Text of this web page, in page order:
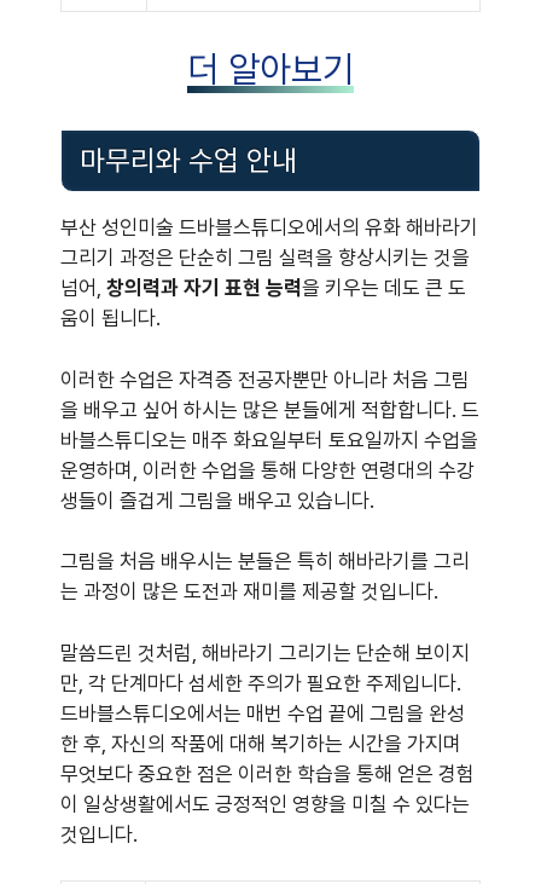
더 알아보기
마무리와 수업 안내
부산 성인미술 드바블스튜디오에서의 유화 해바라기
그리기 과정은 단순히 그림 실력을 향상시키는 것을
넘어, 창의력과 자기 표현 능력을 키우는 데도 큰 도
움이 됩니다.
이러한 수업은 자격증 전공자뿐만 아니라 처음 그림
을 배우고 싶어 하시는 많은 분들에게 적합합니다. 드
바블스튜디오는 매주 화요일부터 토요일까지 수업을
운영하며, 이러한 수업을 통해 다양한 연령대의 수강
생들이 즐겁게 그림을 배우고 있습니다.
그림을 처음 배우시는 분들은 특히 해바라기를 그리
는 과정이 많은 도전과 재미를 제공할 것입니다.
말씀드린 것처럼, 해바라기 그리기는 단순해 보이지
만, 각 단계마다 섬세한 주의가 필요한 주제입니다.
드바블스튜디오에서는 매번 수업 끝에 그림을 완성
한 후, 자신의 작품에 대해 복기하는 시간을 가지며
무엇보다 중요한 점은 이러한 학습을 통해 얻은 경험
이 일상생활에서도 긍정적인 영향을 미칠 수 있다는
것입니다.